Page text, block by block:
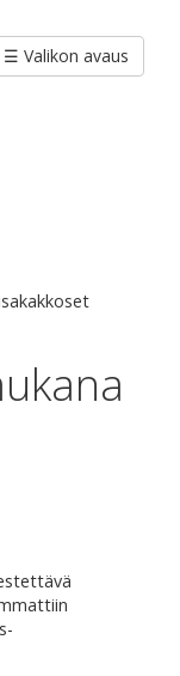
☰ Valikon avaus